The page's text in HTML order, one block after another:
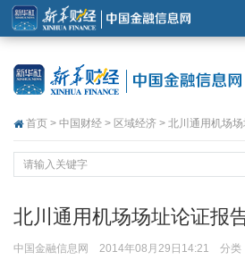
首页 > 中国财经 > 区域经济 > 北川通用机场
北川通用机场场址论证报
中国金融信息网 2014年08月29日14:21 分类